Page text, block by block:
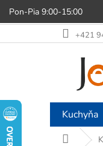
Pon-Pia 9:00-15:00
na
+421
Kuchyňa
Domov